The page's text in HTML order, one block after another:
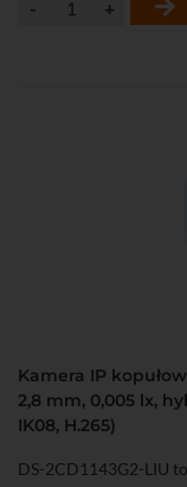
• Zasilanie DC 12 V
Kamera IP
2,8 mm, 0,005 lx,
IK08, H.265)
DS-2CD1143G2-LIU